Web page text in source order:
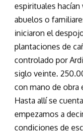
espirituales hacían
abuelos o
iniciaron el
plantaciones de
controlado por
siglo veinte.
con mano de obra
Hasta allí se
empezamos a
condiciones de